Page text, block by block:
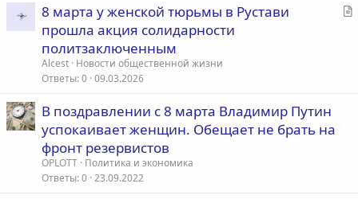
С
8 марта у женской тюрьмы в Рустави
прошла акция солидарности
политзаключенным
Alcest Новости общественной жизни
Ответы 0 09.03.2026
В поздравлении с 8 марта Владимир Путин
успокаивает женщин. Обещает не брать на
фронт резервистов
OPLOTT Политика и экономика
Ответы 0 23.09.2022